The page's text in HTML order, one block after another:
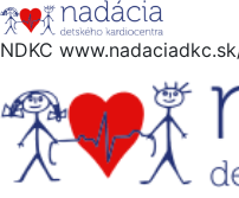
Hore
NDKC